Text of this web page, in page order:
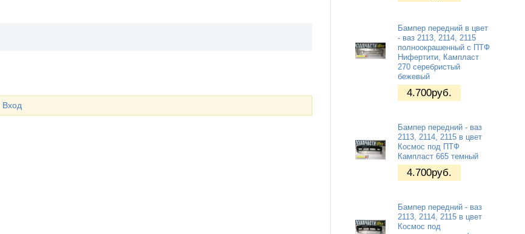
Вход
Бампер передний в цвет
- ваз 2113, 2114, 2115
полноокрашенный с ПТФ
Нифертити, Кампласт
270 серебристый
бежевый
4.700руб.
Бампер передний - ваз
2113, 2114, 2115 в цвет
Космос под ПТФ
Кампласт 665 темный
4.700руб.
Бампер передний - ваз
2113, 2114, 2115 в цвет
Космос под